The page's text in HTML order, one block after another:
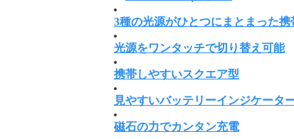
3種の光源がひとつにまとまった携
光源をワンタッチで切り替え可能
携帯しやすいスクエア型
見やすいバッテリーインジケータ
磁石の力でカンタン充電